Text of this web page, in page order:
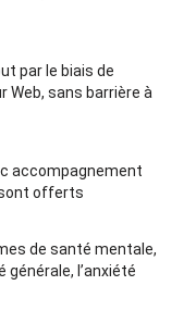
par le biais de
Web, sans barrière à
accompagnement
offerts
de santé mentale,
l’anxiété